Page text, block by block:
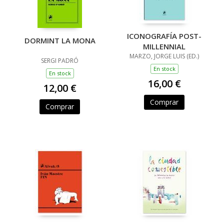
DORMINT LA MONA
SERGI PADRÓ
En stock
12,00 €
Comprar
ICONOGRAFÍA POST-
MILLENNIAL
MARZO, JORGE LUIS (ED.)
En stock
16,00 €
Comprar